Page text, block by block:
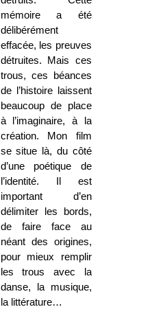
mémoire a été
délibérément
effacée, les preuves
détruites. Mais ces
trous, ces béances
de l’histoire laissent
beaucoup de place
à l’imaginaire, à la
création. Mon film
se situe là, du côté
d’une poétique de
l’identité. Il est
important d’en
délimiter les bords,
de faire face au
néant des origines,
pour mieux remplir
les trous avec la
danse, la musique,
la littérature…